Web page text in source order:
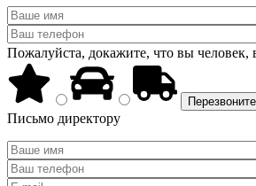
Пожалуйста, докажите, что вы человек,
Письмо директору